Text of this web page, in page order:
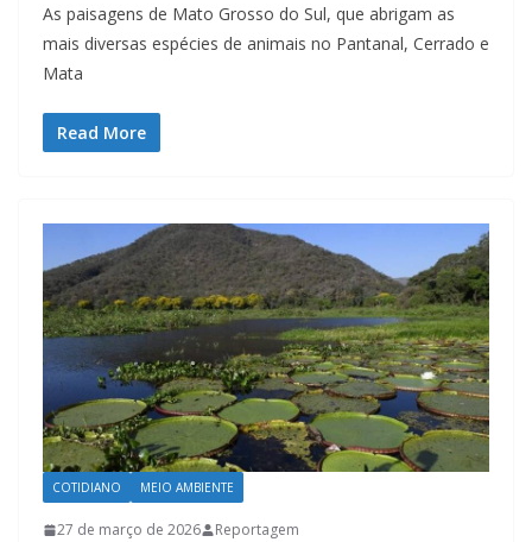
As paisagens de Mato Grosso do Sul, que abrigam as
mais diversas espécies de animais no Pantanal, Cerrado e
Mata
Read More
COTIDIANO MEIO AMBIENTE
27 de março de 2026 Reportagem